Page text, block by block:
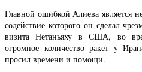
Главной ошибкой Алиева является
содействие которого он сделал
визита Нетаньяху в США, во
огромное количество ракет у
просил времени и помощи.